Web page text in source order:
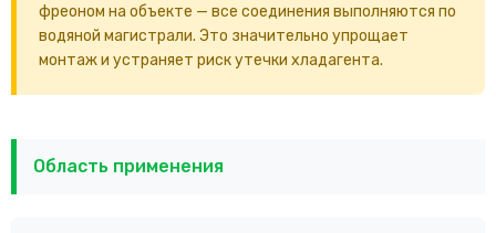
фреоном на объекте — все соединения выполняются по
водяной магистрали. Это значительно упрощает
монтаж и устраняет риск утечки хладагента.
Область применения